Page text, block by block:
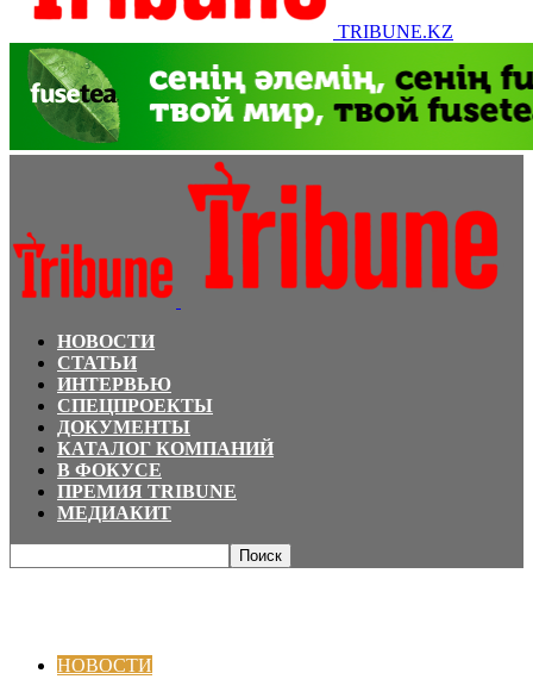
TRIBUNE.KZ
НОВОСТИ
СТАТЬИ
ИНТЕРВЬЮ
СПЕЦПРОЕКТЫ
ДОКУМЕНТЫ
КАТАЛОГ КОМПАНИЙ
В ФОКУСЕ
ПРЕМИЯ TRIBUNE
МЕДИАКИТ
НОВОСТИ